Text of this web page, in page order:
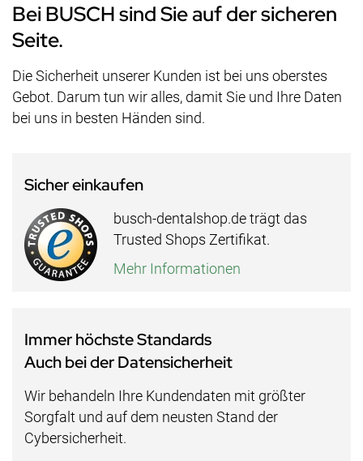
Bei BUSCH sind Sie auf der sicheren
Seite.
Die Sicherheit unserer Kunden ist bei uns oberstes
Gebot. Darum tun wir alles, damit Sie und Ihre Daten
bei uns in besten Händen sind.
Sicher einkaufen
busch-dentalshop.de trägt das
Trusted Shops Zertifikat.
Mehr Informationen
Immer höchste Standards
Auch bei der Datensicherheit
Wir behandeln Ihre Kundendaten mit größter
Sorgfalt und auf dem neusten Stand der
Cybersicherheit.